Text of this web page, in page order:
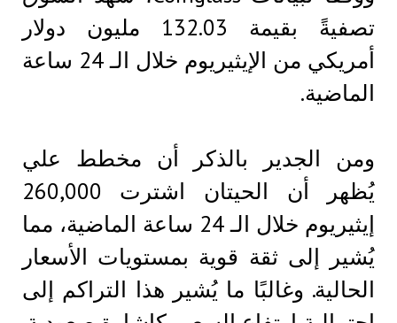
تصفيةً بقيمة 132.03 مليون دولار
أمريكي من الإيثيريوم خلال الـ 24 ساعة
الماضية.
ومن الجدير بالذكر أن مخطط علي
يُظهر أن الحيتان اشترت 260,000
إيثيريوم خلال الـ 24 ساعة الماضية، مما
يُشير إلى ثقة قوية بمستويات الأسعار
الحالية. وغالبًا ما يُشير هذا التراكم إلى